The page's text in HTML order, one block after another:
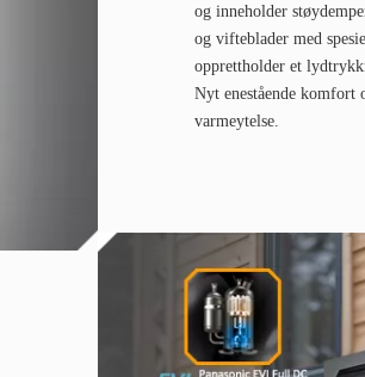
og inneholder
og vifteblader med
opprettholder et
Nyt enestående komfort
varmeytelse.